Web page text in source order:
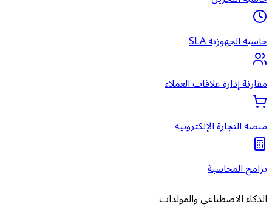
حاسبة الجهوزية SLA
مقارنة إدارة علاقات العملاء
منصة التجارة الإلكترونية
برامج المحاسبة
الذكاء الاصطناعي والمولدات